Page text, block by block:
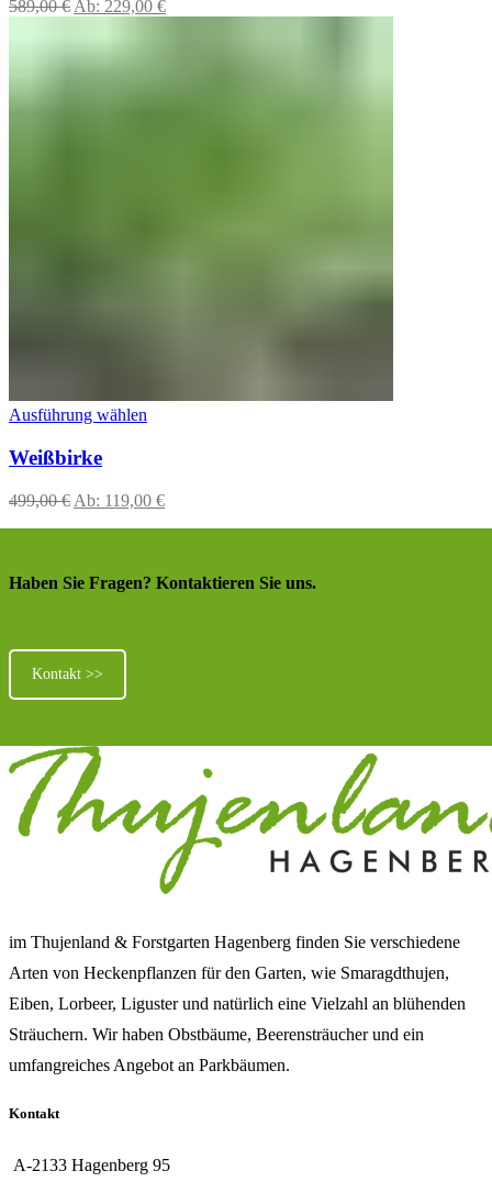
589,00€Ab: 229,00 €
Ausführung wählen
Weißbirke
499,00€ Ab: 119,00 €
Haben Sie Fragen? Kontaktieren Sie uns.
Kontakt >>
im Thujenland & Forstgarten Hagenberg finden Sie verschiedene
Arten von Heckenpflanzen für den Garten, wie Smaragdthujen,
Eiben, Lorbeer, Liguster und natürlich eine Vielzahl an blühenden
Sträuchern. Wir haben Obstbäume, Beerensträucher und ein
umfangreiches Angebot an Parkbäumen.
Kontakt
A-2133 Hagenberg 95